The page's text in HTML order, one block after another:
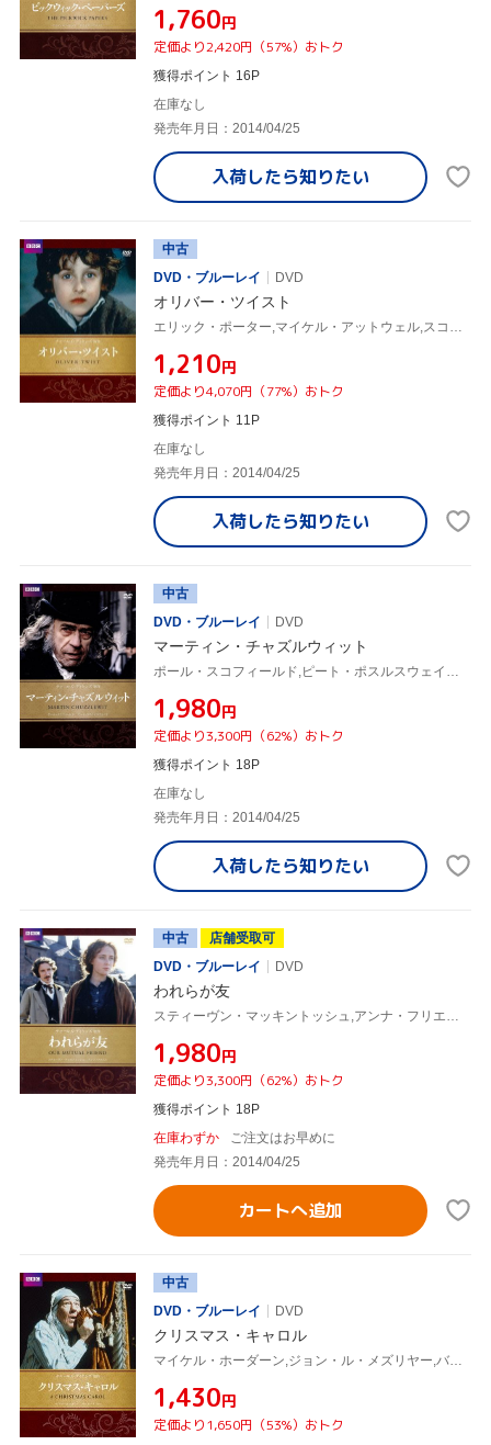
¥1,760円
定価より2,420円（57%）おトク
獲得ポイント 16P
在庫なし
発売年月日：2014/04/25
入荷したら知りたい
中古
DVD・ブルーレイ
DVD
オリバー・ツイスト
¥1,210円
定価より4,070円（77%）おトク
獲得ポイント 11P
在庫なし
発売年月日：2014/04/25
入荷したら知りたい
中古
DVD・ブルーレイ
DVD
マーティン・チャズルウィット
¥1,980円
定価より3,300円（62%）おトク
獲得ポイント 18P
在庫なし
発売年月日：2014/04/25
入荷したら知りたい
中古
店舗受取可
DVD・ブルーレイ
DVD
われらが友
¥1,980円
定価より3,300円（62%）おトク
獲得ポイント 18P
在庫わずか
ご注文はお早めに
発売年月日：2014/04/25
カートへ追加
中古
DVD・ブルーレイ
DVD
クリスマス・キャロル
マイケル・ホーダーン,ジョン・ル・メズリヤー,バーナード・リー,チャールズ・ディケンズ(原作)
¥1,430円
定価より1,650円（53%）おトク